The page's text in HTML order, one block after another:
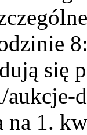
się
1.